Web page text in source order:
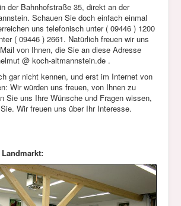
der Bahnhofstraße 35, direkt an der
Schauen Sie doch einfach einmal
uns telefonisch unter ( 09446 ) 1200
( 09446 ) 2661. Natürlich freuen wir uns
von Ihnen, die Sie an diese Adresse
@ koch-altmannstein.de .
gar nicht kennen, und erst im Internet von
Wir würden uns freuen, von Ihnen zu
Sie uns Ihre Wünsche und Fragen wissen,
Wir freuen uns über Ihr Interesse.